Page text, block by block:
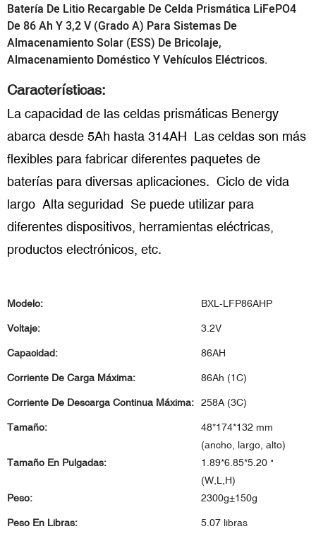
Batería De Litio Recargable De Celda Prismática LiFePO4
De 86 Ah Y 3,2 V (grado A) Para Sistemas De
Almacenamiento Solar (ESS) De Bricolaje,
Almacenamiento Doméstico Y Vehículos Eléctricos.
Características:
La capacidad de las celdas prismáticas Benergy
abarca desde 5Ah hasta 314AH Las celdas son más
flexibles para fabricar diferentes paquetes de
baterías para diversas aplicaciones. Ciclo de vida
largo Alta seguridad Se puede utilizar para
diferentes dispositivos, herramientas eléctricas,
productos electrónicos, etc.
Modelo: BXL-LFP86AHP
Voltaje: 3.2V
Capacidad: 86AH
Corriente De Carga Máxima: 86Ah (1C)
Corriente De Descarga Continua Máxima: 258A (3C)
Tamaño:
48*174*132 mm
(ancho, largo, alto)
Tamaño En Pulgadas:
1.89*6.85*5.20 "
(W,L,H)
Peso:
2300g±150g
Peso En Libras: 5.07 libras